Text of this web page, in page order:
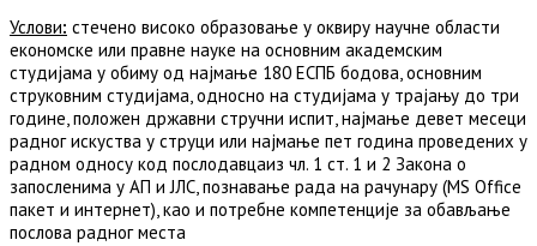
Услови: стечено високо образовање у оквиру научне области
економске или правне науке на основним академским
студијама у обиму од најмање 180 ЕСПБ бодова, основним
струковним студијама, односно на студијама у трајању до три
године, положен државни стручни испит, најмање девет месеци
радног искуства у струци или најмање пет година проведених у
радном односу код послодавцаиз чл. 1 ст. 1 и 2 Закона о
запосленима у АП и ЈЛС, познавање рада на рачунару (MS Office
пакет и интернет), као и потребне компетенције за обављање
послова радног места